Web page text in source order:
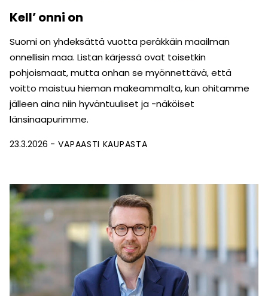
Kell’ onni on
Suomi on yhdeksättä vuotta peräkkäin maailman
onnellisin maa. Listan kärjessä ovat toisetkin
pohjoismaat, mutta onhan se myönnettävä, että
voitto maistuu hieman makeammalta, kun ohitamme
jälleen aina niin hyväntuuliset ja -näköiset
länsinaapurimme.
23.3.2026 VAPAASTI KAUPASTA